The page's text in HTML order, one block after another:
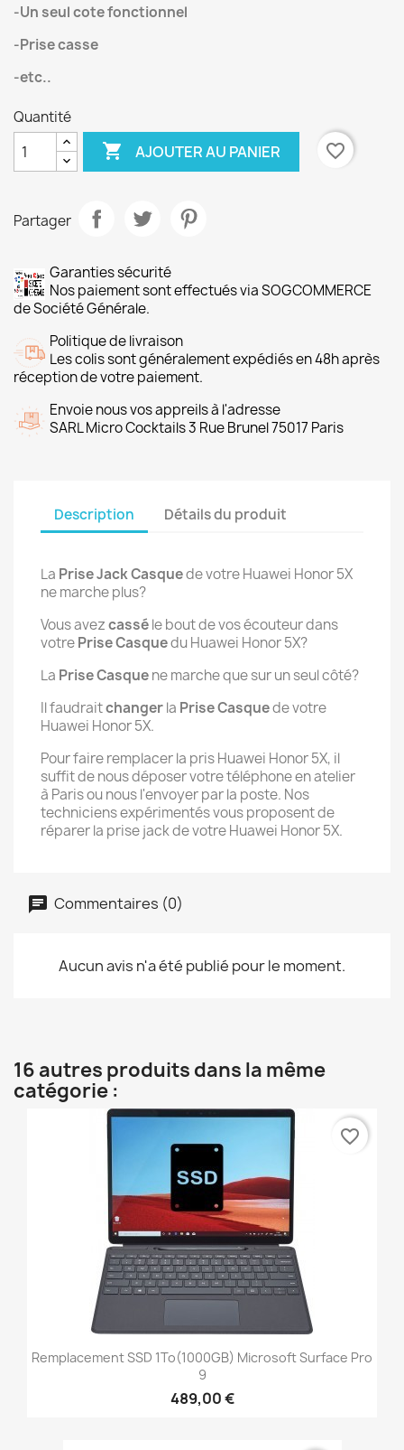
-Un seul cote fonctionnel
-Prise casse
-etc..
Quantité
 AJOUTER AU PANIER favorite_border
Partager
Garanties sécurité
Nos paiement sont effectués via SOGCOMMERCE
de Société Générale.
Politique de livraison
Les colis sont généralement expédiés en 48h après
réception de votre paiement.
Envoie nous vos appreils à l'adresse
SARL Micro Cocktails 3 Rue Brunel 75017 Paris
Description Détails du produit
La Prise Jack Casquede votre Huawei Honor 5X
ne marche plus?
Vous avezcasséle bout de vos écouteur dans
votrePrise Casquedu Huawei Honor 5X?
La Prise Casquene marche que sur un seul côté?
Il faudraitchangerla Prise Casquede votre
Huawei Honor 5X.
Pour faire remplacer la pris Huawei Honor 5X, il
suffit de nous déposer votre téléphone en atelier
à Paris ou nous l'envoyer par la poste. Nos
techniciens expérimentés vous proposent de
réparer la prise jack de votre Huawei Honor 5X.
Commentaires (0)
Aucun avis n'a été publié pour le moment.
16 autres produits dans la même
catégorie :
Remplacement SSD 1To(1000GB) Microsoft Surface Pro
9
489,00 €
favorite_border